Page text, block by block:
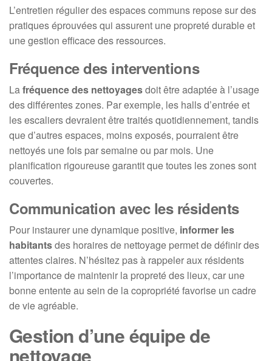
L’entretien régulier des espaces communs repose sur des
pratiques éprouvées qui assurent une propreté durable et
une gestion efficace des ressources.
Fréquence des interventions
Lafréquence des nettoyagesdoit être adaptée à l’usage
des différentes zones. Par exemple, les halls d’entrée et
les escaliers devraient être traités quotidiennement, tandis
que d’autres espaces, moins exposés, pourraient être
nettoyés une fois par semaine ou par mois. Une
planification rigoureuse garantit que toutes les zones sont
couvertes.
Communication avec les résidents
Pour instaurer une dynamique positive, informer les
habitantsdes horaires de nettoyage permet de définir des
attentes claires. N’hésitez pas à rappeler aux résidents
l’importance de maintenir la propreté des lieux, car une
bonne entente au sein de la copropriété favorise un cadre
de vie agréable.
Gestion d’une équipe de
nettoyage